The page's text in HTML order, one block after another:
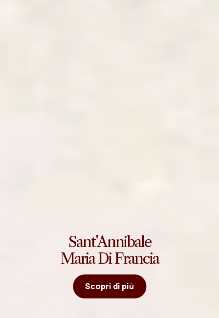
Sant'Annibale
Maria Di Francia
Scopri di più